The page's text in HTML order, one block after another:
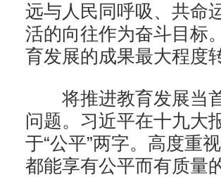
远与人民同呼吸、共命
活的向往作为奋斗目标
育发展的成果最大程度
将推进教育发展当首
问题。习近平在十九大
于“公平”两字。高度重
都能享有公平而有质量